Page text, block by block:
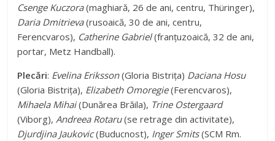
Csenge Kuczora(maghiară, 26 de ani, centru, Thüringer),
Daria Dmitrieva(rusoaică, 30 de ani, centru,
Ferencvaros), Catherine Gabriel(franțuzoaică, 32 de ani,
portar, Metz Handball).
Plecări: Evelina Eriksson(Gloria Bistrița) Daciana Hosu
(Gloria Bistrița), Elizabeth Omoregie(Ferencvaros),
Mihaela Mihai(Dunărea Brăila), Trine Ostergaard
(Viborg),Andreea Rotaru(se retrage din activitate),
Djurdjina Jaukovic(Buducnost), Inger Smits(SCM Rm.